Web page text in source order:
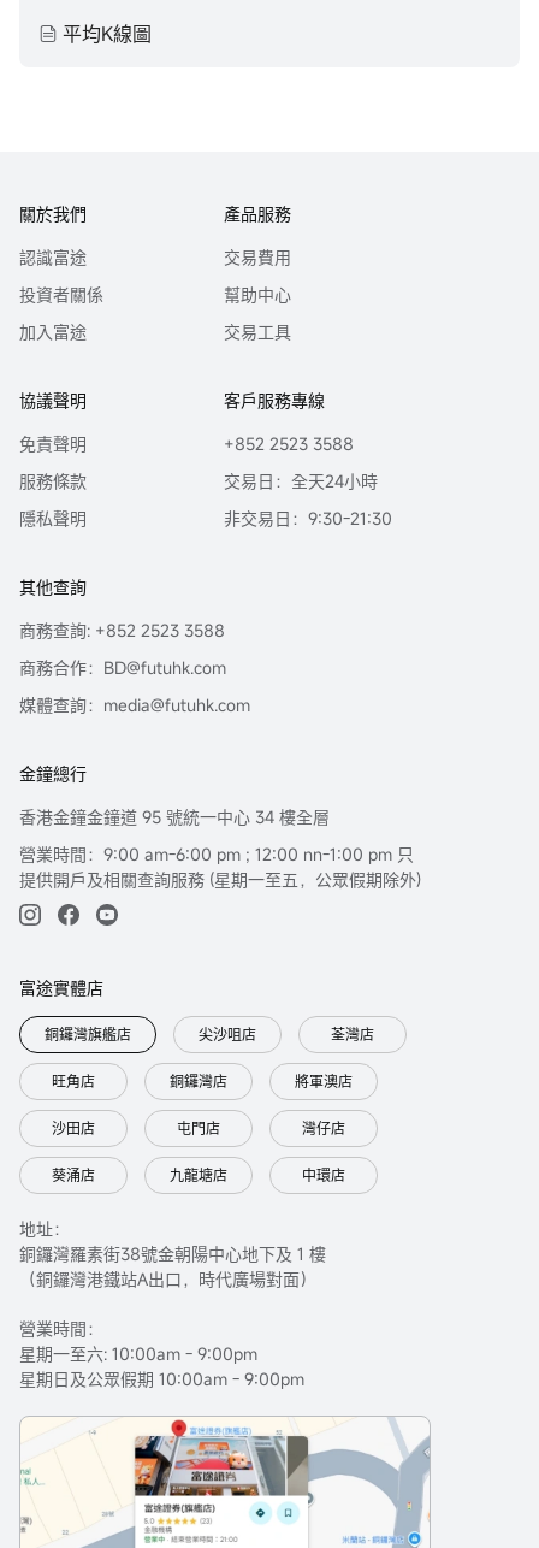
平均K線圖
關於我們
認識富途
投資者關係
加入富途
產品服務
交易費用
幫助中心
交易工具
協議聲明
免責聲明
服務條款
隱私聲明
客戶服務專線
+852 2523 3588
交易日：全天24小時
非交易日：9:30-21:30
其他查詢
商務查詢: +852 2523 3588
商務合作：BD@futuhk.com
媒體查詢：media@futuhk.com
金鐘總行
香港金鐘金鐘道 95 號統一中心 34 樓全層
營業時間：9:00 am-6:00 pm ; 12:00 nn-1:00 pm 只
提供開戶及相關查詢服務 (星期一至五，公眾假期除外)
富途實體店
銅鑼灣旗艦店 尖沙咀店 荃灣店
旺角店 銅鑼灣店 將軍澳店
沙田店 屯門店 灣仔店
葵涌店 九龍塘店 中環店
地址：
銅鑼灣羅素街38號金朝陽中心地下及 1 樓
（銅鑼灣港鐵站A出口，時代廣場對面）
營業時間：
星期一至六: 10:00am - 9:00pm
星期日及公眾假期 10:00am - 9:00pm